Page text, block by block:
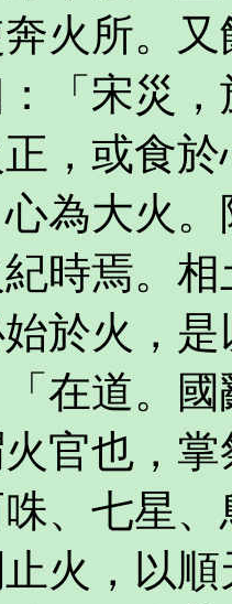
火所。
「宋災
，或食
為大火
時焉。
於火，
在道。
官也，
、七星
火，以